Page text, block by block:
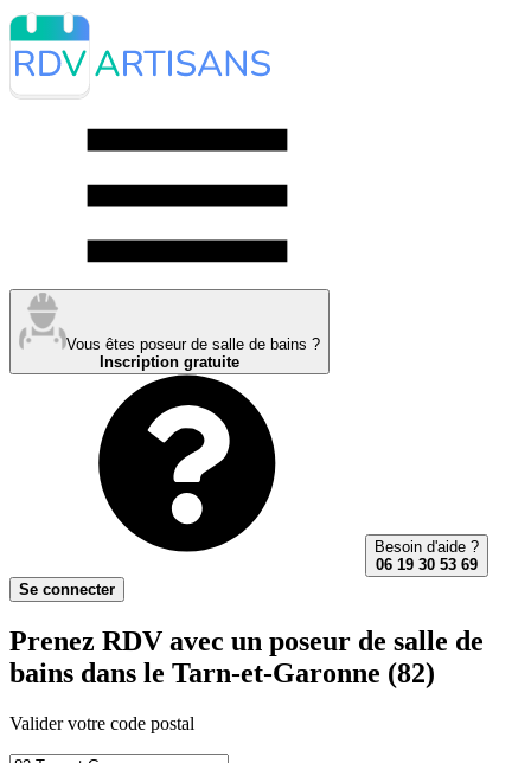
Vous êtes poseur de salle de bains ?
Inscription gratuite
Besoin d'aide ?
06 19 30 53 69
Se connecter
Prenez RDV avec un poseur de salle de
bains dans le Tarn-et-Garonne (82)
Valider votre code postal